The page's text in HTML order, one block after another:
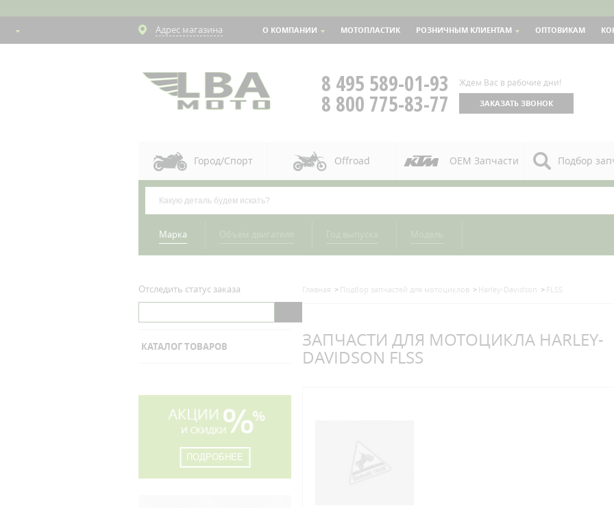
Адрес магазина О КОМПАНИИ МОТОПЛАСТИК РОЗНИЧНЫМ КЛИЕНТАМ ОПТОВИКАМ
8 495 589-01-93
8 800 775-83-77
Ждем Вас в рабочие дни!
ЗАКАЗАТЬ ЗВОНОК
Город/Спорт Offroad OEM Запчасти Подбор
Марка
Отследить статус заказа
КАТАЛОГ ТОВАРОВ
ПОДРОБНЕЕ
Главная Подбор запчастей для мотоциклов Harley-Davidson FLSS
ЗАПЧАСТИ ДЛЯ МОТОЦИКЛА HARLEY-
DAVIDSON FLSS